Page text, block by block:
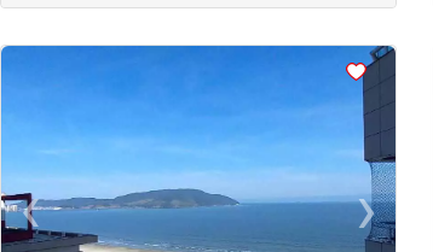
<
‹Previous ›Next